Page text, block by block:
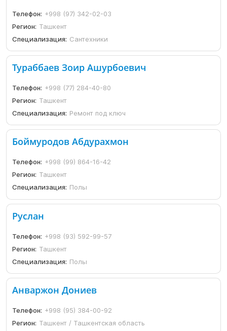
Телефон: +998 (97) 342-02-03
Регион: Ташкент
Специализация: Сантехники
Тураббаев Зоир Ашурбоевич
Телефон: +998 (77) 284-40-80
Регион: Ташкент
Специализация: Ремонт под ключ
Боймуродов Абдурахмон
Телефон: +998 (99) 864-16-42
Регион: Ташкент
Специализация: Полы
Руслан
Телефон: +998 (93) 592-99-57
Регион: Ташкент
Специализация: Полы
Анваржон Дониев
Телефон: +998 (95) 384-00-92
Регион: Ташкент / Ташкентская область